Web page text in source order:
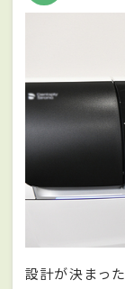
設計が決まっ